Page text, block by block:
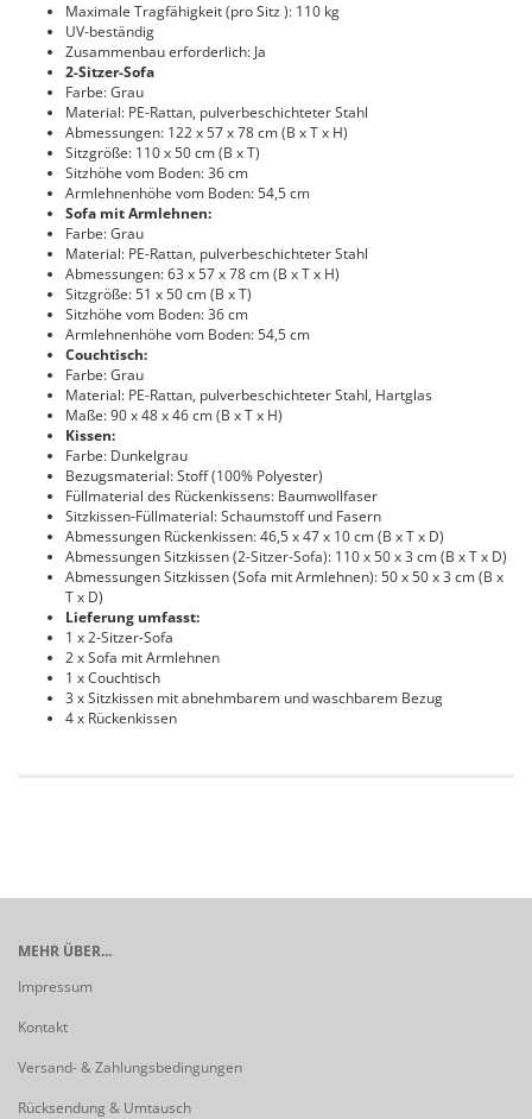
Maximale Tragfähigkeit (pro Sitz ): 110 kg
UV-beständig
Zusammenbau erforderlich: Ja
2-Sitzer-Sofa
Farbe: Grau
Material: PE-Rattan, pulverbeschichteter Stahl
Abmessungen: 122 x 57 x 78 cm (B x T x H)
Sitzgröße: 110 x 50 cm (B x T)
Sitzhöhe vom Boden: 36 cm
Armlehnenhöhe vom Boden: 54,5 cm
Sofa mit Armlehnen:
Farbe: Grau
Material: PE-Rattan, pulverbeschichteter Stahl
Abmessungen: 63 x 57 x 78 cm (B x T x H)
Sitzgröße: 51 x 50 cm (B x T)
Sitzhöhe vom Boden: 36 cm
Armlehnenhöhe vom Boden: 54,5 cm
Couchtisch:
Farbe: Grau
Material: PE-Rattan, pulverbeschichteter Stahl, Hartglas
Maße: 90 x 48 x 46 cm (B x T x H)
Kissen:
Farbe: Dunkelgrau
Bezugsmaterial: Stoff (100% Polyester)
Füllmaterial des Rückenkissens: Baumwollfaser
Sitzkissen-Füllmaterial: Schaumstoff und Fasern
Abmessungen Rückenkissen: 46,5 x 47 x 10 cm (B x T x D)
Abmessungen Sitzkissen (2-Sitzer-Sofa): 110 x 50 x 3 cm (B x T x D)
Abmessungen Sitzkissen (Sofa mit Armlehnen): 50 x 50 x 3 cm (B x
T x D)
Lieferung umfasst:
1 x 2-Sitzer-Sofa
2 x Sofa mit Armlehnen
1 x Couchtisch
3 x Sitzkissen mit abnehmbarem und waschbarem Bezug
4 x Rückenkissen
MEHR ÜBER...
Impressum
Kontakt
Versand- & Zahlungsbedingungen
Rücksendung & Umtausch